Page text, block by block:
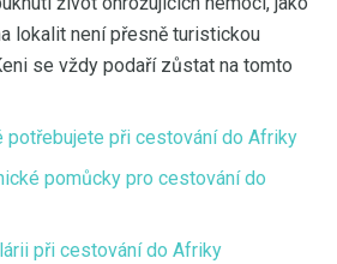
lokalit není přesně turistickou
se vždy podaří zůstat na tomto
potřebujete při cestování do Afriky
pomůcky pro cestování do
při cestování do Afriky